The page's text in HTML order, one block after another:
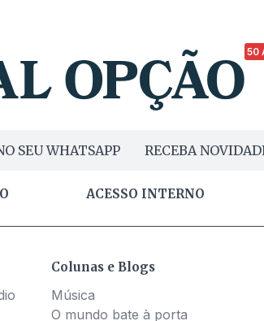
50
SEU WHATSAPP RECEBA
ACESSO INTERNO
Colunas e Blogs
Música
O mundo bate à porta